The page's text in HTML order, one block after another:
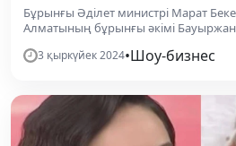
Бұрынғы Әділет министрі Марат
Алматының бұрынғы әкімі
3 қыркүйек 2024•Шоу-бизнес